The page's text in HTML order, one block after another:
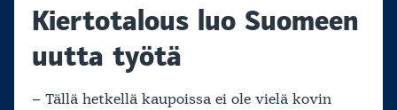
Kiertotalous luo Suomeen
uutta työtä
– Tällä hetkellä kaupoissa ei ole vielä kovin